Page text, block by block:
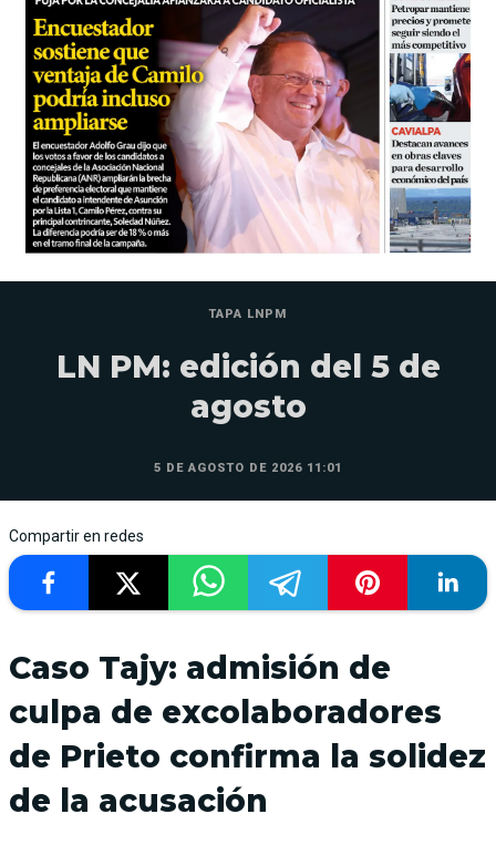
TAPA LNPM
LN PM: edición del 5 de
agosto
5 DE AGOSTO DE 2026 11:01
Compartir en redes
Caso Tajy: admisión de
culpa de excolaboradores
de Prieto confirma la solidez
de la acusación